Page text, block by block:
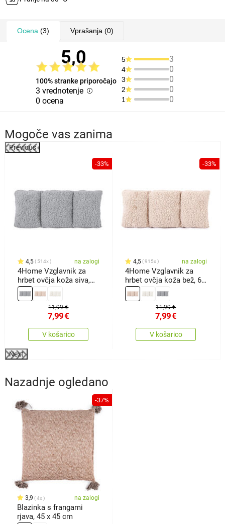
Ocena (3) Vprašanja (0)
5,0
100% stranke priporočajo
3 vrednotenje
0 ocena
5 3
4 0
3 0
2 0
1 0
Mogoče vas zanima
Previous
-33%
4,5 514x na zalogi
4Home Vzglavnik za
hrbet ovčja koža siva,
60 x 30cm
11,99 €
7,99€
V košarico
-33%
4,5 915x na zalogi
4Home Vzglavnik za
hrbet ovčja koža bež, 60
x 30cm
11,99 €
7,99€
V košarico
Next
Nazadnje ogledano
-37%
3,9 4x na zalogi
Blazinka s frangami
rjava, 45 x 45 cm